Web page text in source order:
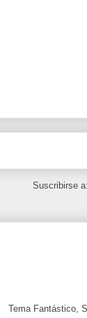
Suscribirse a:
Tema Fantástico,